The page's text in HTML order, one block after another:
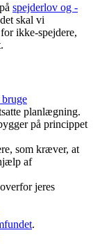
spejderlov og -
skal vi
ikke-spejdere,
planlægning.
på princippet
som kræver, at
af
jeres
.